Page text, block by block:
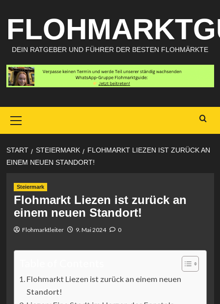
Inhalt
springen
DEIN RATGEBER UND FÜHRER DER BESTEN FLOHMÄRKTE
Menu
START STEIERMARK
FLOHMARKT LIEZEN IST ZURÜCK AN
EINEM NEUEN STANDORT!
Steiermark
Flohmarkt Liezen ist zurück an
einem neuen Standort!
Flohmarktleiter 9. Mai 2024 0
Flohmarkt Liezen ist zurück an einem neuen
Standort!